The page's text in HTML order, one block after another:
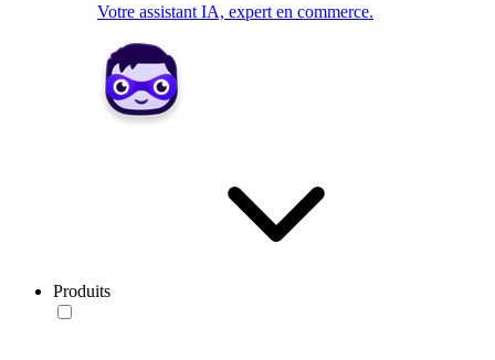
Votre assistant IA, expert en commerce.
Produits